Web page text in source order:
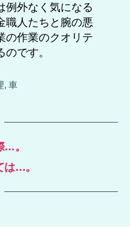
例外なく気になる
職人たちと腕の悪
の作業のクオリテ
です。
,車
…。
は…。